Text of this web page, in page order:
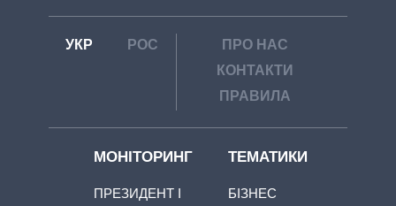
УКР РОС
ПРО НАС
КОНТАКТИ
ПРАВИЛА
МОНІТОРИНГ
ПРЕЗИДЕНТ І
ТЕМАТИКИ
БІЗНЕС